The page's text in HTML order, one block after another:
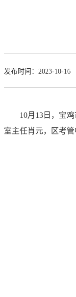
发布时间：2023-10-16
10月13日，宝
室主任肖元，区考